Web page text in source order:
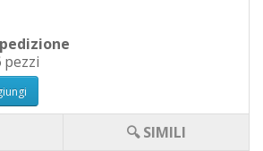
pezzi
🔍 SIMILI